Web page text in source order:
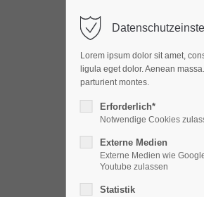
Support
Lorem ipsum dolor sit amet:
24h / 365days
Lorem ipsum dolor sit amet,
ligula eget dolor. Aenean
parturient montes.
Erforderlich*
Notwendige Cookies
Externe Medien
Externe Medien wie
Youtube zulassen
Statistik